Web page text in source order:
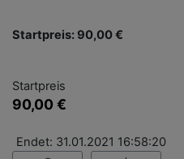
Startpreis: 90,00 €
Startpreis
90,00 €
Endet: 31.01.2021 16:58:20